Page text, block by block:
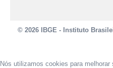
© 2026 IBGE - Instituto
Nós utilizamos cookies para